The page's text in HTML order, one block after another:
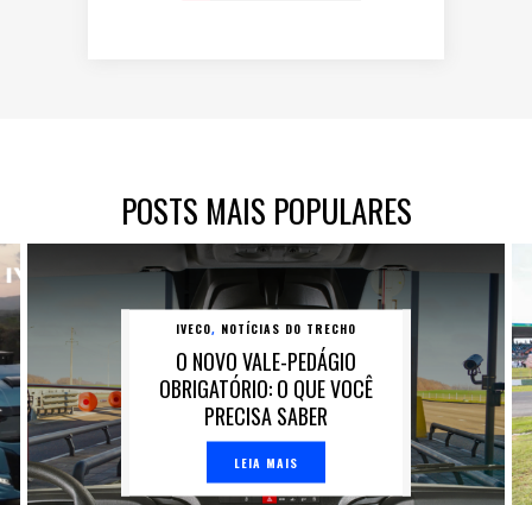
POSTS MAIS POPULARES
IVECO, NOTÍCIAS DO TRECHO
O NOVO VALE-PEDÁGIO
OBRIGATÓRIO: O QUE VOCÊ
PRECISA SABER
LEIA MAIS